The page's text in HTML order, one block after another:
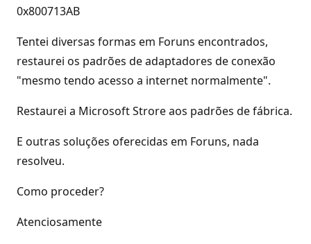
0x800713AB
Tentei diversas formas em Foruns encontrados,
restaurei os padrões de adaptadores de conexão
"mesmo tendo acesso a internet normalmente".
Restaurei a Microsoft Strore aos padrões de fábrica.
E outras soluções oferecidas em Foruns, nada
resolveu.
Como proceder?
Atenciosamente